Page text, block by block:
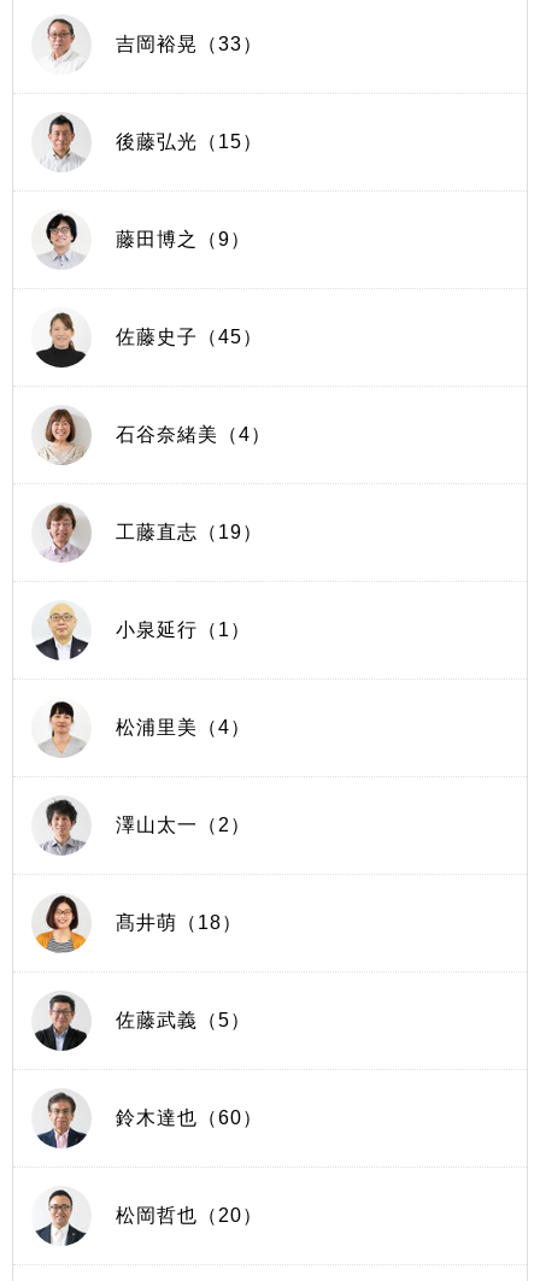
吉岡裕晃（33）
後藤弘光（15）
藤田博之（9）
佐藤史子（45）
石谷奈緒美（4）
工藤直志（19）
小泉延行（1）
松浦里美（4）
澤山太一（2）
髙井萌（18）
佐藤武義（5）
鈴木達也（60）
松岡哲也（20）